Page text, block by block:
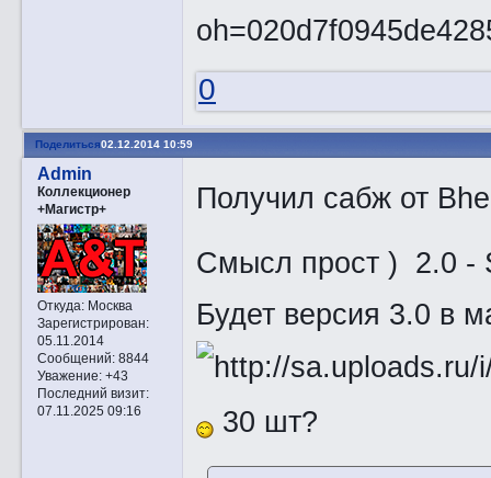
0
Поделиться02.12.2014 10:59
Admin
Коллекционер
+Магистр+
Откуда:Москва
Зарегистрирован:
05.11.2014
Сообщений:8844
Уважение: +43
Последний визит:
07.11.2025 09:16
Получил сабж от
Смысл прост ) 2.0 -
Будет версия 3.0 в
30 шт?